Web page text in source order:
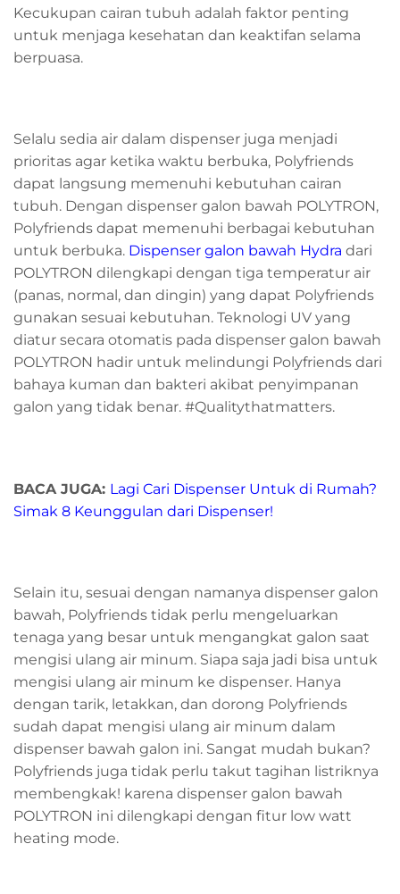
Kecukupan cairan tubuh adalah faktor penting
untuk menjaga kesehatan dan keaktifan selama
berpuasa.
Selalu sedia air dalam dispenser juga menjadi
prioritas agar ketika waktu berbuka, Polyfriends
dapat langsung memenuhi kebutuhan cairan
tubuh. Dengan dispenser galon bawah POLYTRON,
Polyfriends dapat memenuhi berbagai kebutuhan
untuk berbuka. Dispenser galon bawah Hydra dari
POLYTRON dilengkapi dengan tiga temperatur air
(panas, normal, dan dingin) yang dapat Polyfriends
gunakan sesuai kebutuhan. Teknologi UV yang
diatur secara otomatis pada dispenser galon bawah
POLYTRON hadir untuk melindungi Polyfriends dari
bahaya kuman dan bakteri akibat penyimpanan
galon yang tidak benar. #Qualitythatmatters.
BACA JUGA: Lagi Cari Dispenser Untuk di Rumah?
Simak 8 Keunggulan dari Dispenser!
Selain itu, sesuai dengan namanya dispenser galon
bawah, Polyfriends tidak perlu mengeluarkan
tenaga yang besar untuk mengangkat galon saat
mengisi ulang air minum. Siapa saja jadi bisa untuk
mengisi ulang air minum ke dispenser. Hanya
dengan tarik, letakkan, dan dorong Polyfriends
sudah dapat mengisi ulang air minum dalam
dispenser bawah galon ini. Sangat mudah bukan?
Polyfriends juga tidak perlu takut tagihan listriknya
membengkak! karena dispenser galon bawah
POLYTRON ini dilengkapi dengan fitur low watt
heating mode.